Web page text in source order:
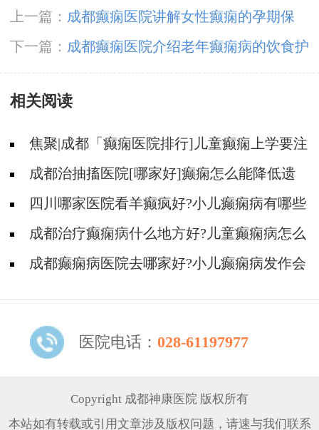
上一篇： 成都癫痫医院讲解女性癫痫的孕期保
健?
下一篇： 成都癫痫医院介绍老年癫痫病的饮食护
理该注意哪些呢?
相关阅读
焦聚|成都「癫痫医院排行]儿童癫痫上学要注
意什么?
成都治抽搐医院[哪家好]癫痫怎么能降低遗
传概率？
四川哪家医院看羊癫疯好?小儿癫痫病有哪些
治疗方法?
成都治疗癫痫病什么地方好?儿童癫痫病怎么
治疗的效果好?
成都癫痫病医院去哪家好?小儿癫痫病发作会
医院电话： 028-61197977
Copyright 成都神康医院 版权所有
本站如有转载或引用文章涉及版权问题，请速与我们联系